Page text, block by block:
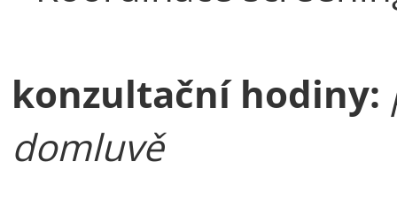
konzultační hodiny:
domluvě